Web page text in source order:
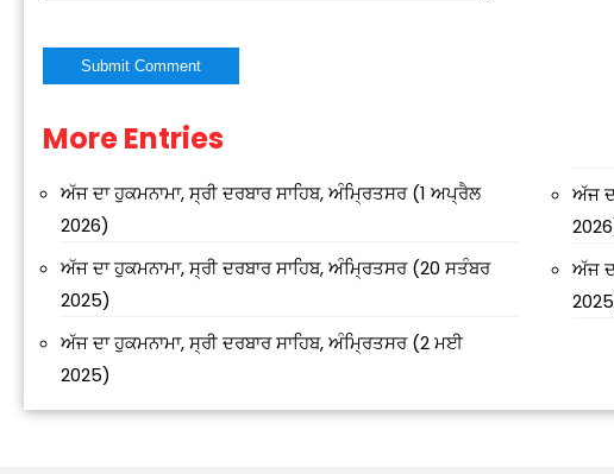
Alternative:
More Entries
ਅੱਜ ਦਾ ਹੁਕਮਨਾਮਾ, ਸ੍ਰੀ ਦਰਬਾਰ ਸਾਹਿਬ, ਅੰਮ੍ਰਿਤਸਰ (1 ਅਪ੍ਰੈਲ
2026)
ਅੱਜ ਦਾ ਹੁਕਮਨਾਮਾ, ਸ੍ਰੀ ਦਰਬਾਰ ਸਾਹਿਬ, ਅੰਮ੍ਰਿਤਸਰ (20 ਸਤੰਬਰ
2025)
ਅੱਜ ਦਾ ਹੁਕਮਨਾਮਾ, ਸ੍ਰੀ ਦਰਬਾਰ ਸਾਹਿਬ, ਅੰਮ੍ਰਿਤਸਰ (2 ਮਈ
2025)
ਅੱਜ
ਅੱਜ